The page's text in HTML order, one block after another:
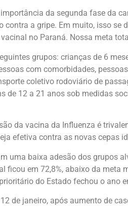
da segunda fase da
a gripe. Em muito, isso se
no Paraná. Nossa meta
grupos: crianças de 6
com comorbidades,
coletivo rodoviário de
de 12 a 21 anos sob medidas
da vacina da Influenza é
efetiva contra as novas cepas
uma baixa adesão dos grupos
ficou em 72,8%, abaixo da meta
do Estado fechou o ano
de janeiro, após aumento de